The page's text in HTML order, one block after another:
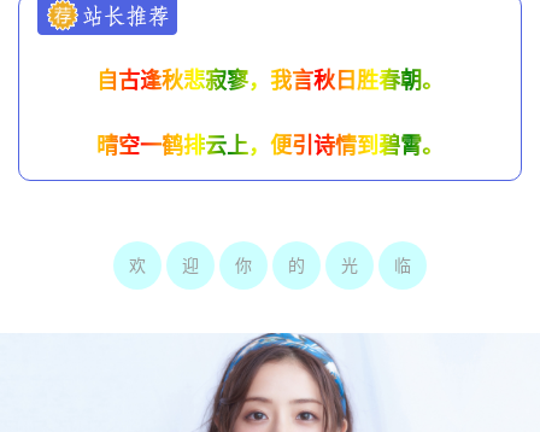
自古逢秋悲寂寥，我言秋日胜春朝。
晴空一鹤排云上，便引诗情到碧霄。
欢 迎 你 的 光 临